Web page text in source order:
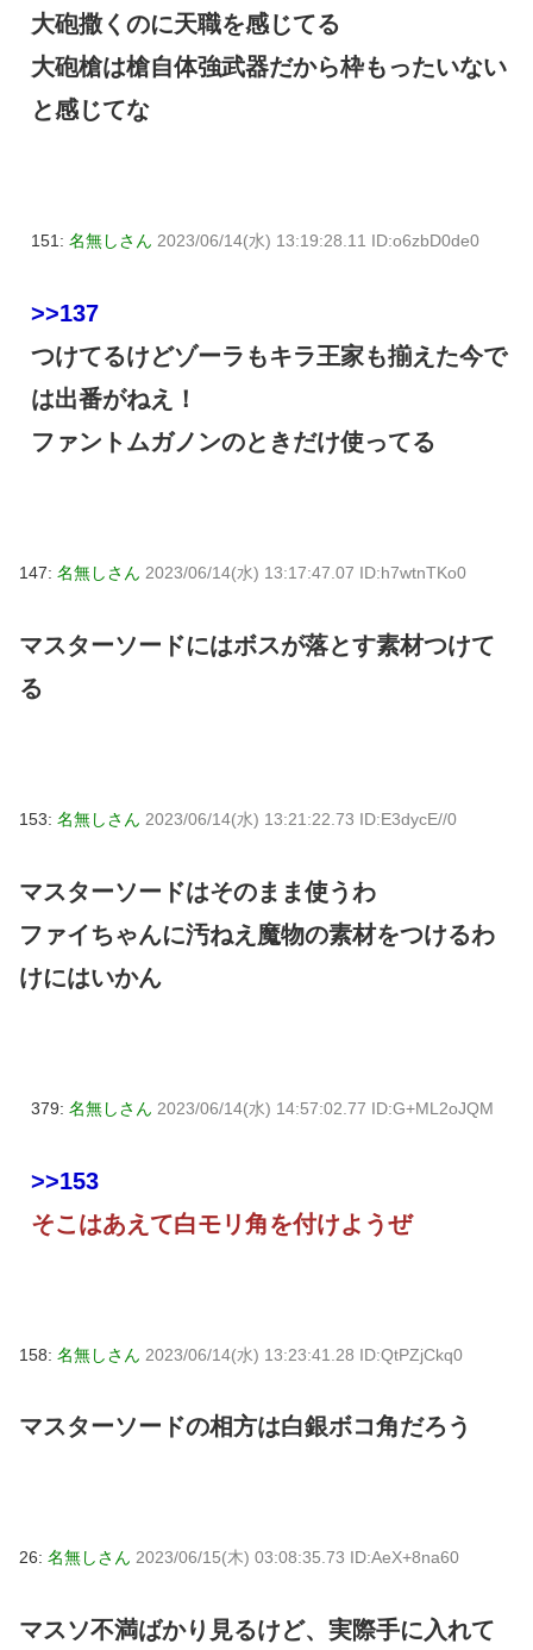
大砲撒くのに天職を感じてる
大砲槍は槍自体強武器だから枠もったいない
と感じてな
151: 名無しさん 2023/06/14(水) 13:19:28.11 ID:o6zbD0de0
>>137
つけてるけどゾーラもキラ王家も揃えた今で
は出番がねえ！
ファントムガノンのときだけ使ってる
147: 名無しさん 2023/06/14(水) 13:17:47.07 ID:h7wtnTKo0
マスターソードにはボスが落とす素材つけて
る
153: 名無しさん 2023/06/14(水) 13:21:22.73 ID:E3dycE//0
マスターソードはそのまま使うわ
ファイちゃんに汚ねえ魔物の素材をつけるわ
けにはいかん
379: 名無しさん 2023/06/14(水) 14:57:02.77 ID:G+ML2oJQM
>>153
そこはあえて白モリ角を付けようぜ
158: 名無しさん 2023/06/14(水) 13:23:41.28 ID:QtPZjCkq0
マスターソードの相方は白銀ボコ角だろう
26: 名無しさん 2023/06/15(木) 03:08:35.73 ID:AeX+8na60
マスソ不満ばかり見るけど、実際手に入れて